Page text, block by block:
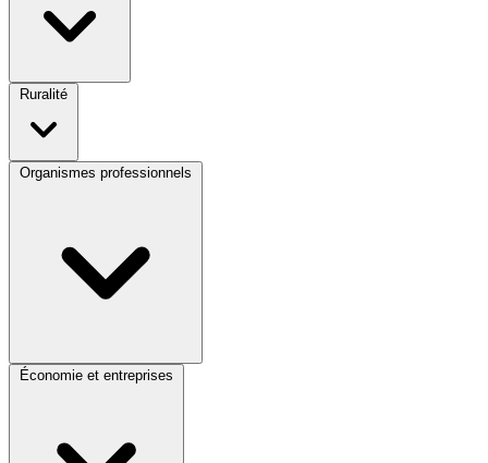
Ruralité
Organismes professionnels
Économie et entreprises